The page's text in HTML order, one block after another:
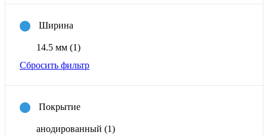
Ширина
14.5 мм (1)
Сбросить фильтр
Покрытие
анодированный (1)